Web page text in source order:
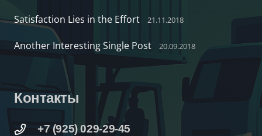
Satisfaction Lies in the Effort 21.11.2018
Another Interesting Single Post 20.09.2018
Контакты
+7 (925) 029-29-45